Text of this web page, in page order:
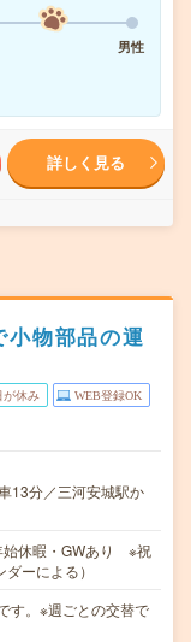
男性
詳しく見る
小物部品の運
が休み WEB登録OK
13分／三河安城駅か
休暇・GWあり ※祝
ーによる）
す。※週ごとの交替で